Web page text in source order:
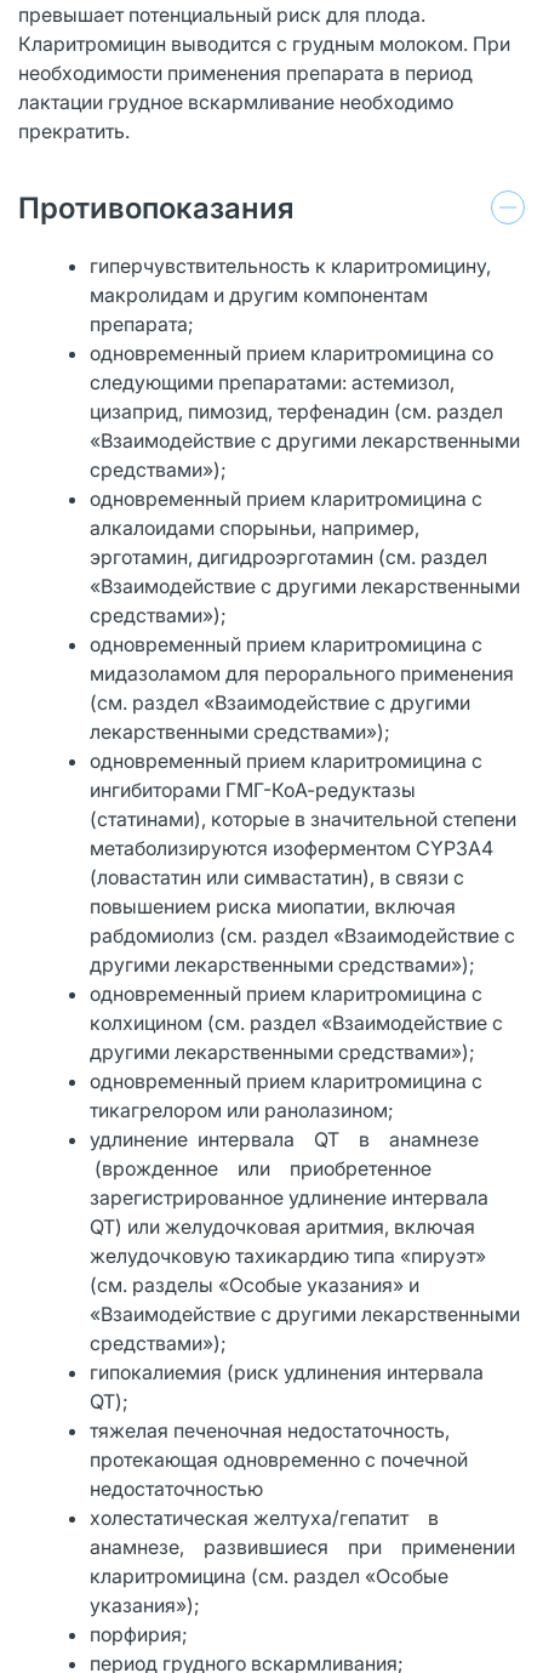
превышает потенциальный риск для плода.
Кларитромицин выводится с грудным молоком. При
необходимости применения препарата в период
лактации грудное вскармливание необходимо
прекратить.
Противопоказания
гиперчувствительность к кларитромицину,
макролидам и другим компонентам
препарата;
одновременный прием кларитромицина со
следующими препаратами: астемизол,
цизаприд, пимозид, терфенадин (см. раздел
«Взаимодействие с другими лекарственными
средствами»);
одновременный прием кларитромицина с
алкалоидами спорыньи, например,
эрготамин, дигидроэрготамин (см. раздел
«Взаимодействие с другими лекарственными
средствами»);
одновременный прием кларитромицина с
мидазоламом для перорального применения
(см. раздел «Взаимодействие с другими
лекарственными средствами»);
одновременный прием кларитромицина с
ингибиторами ГМГ-КоА-редуктазы
(статинами), которые в значительной степени
метаболизируются изоферментом CYP3A4
(ловастатин или симвастатин), в связи с
повышением риска миопатии, включая
рабдомиолиз (см. раздел «Взаимодействие с
другими лекарственными средствами»);
одновременный прием кларитромицина с
колхицином (см. раздел «Взаимодействие с
другими лекарственными средствами»);
одновременный прием кларитромицина с
тикагрелором или ранолазином;
удлинение интервала QT в анамнезе
(врожденное или приобретенное
зарегистрированное удлинение интервала
QT) или желудочковая аритмия, включая
желудочковую тахикардию типа «пируэт»
(см. разделы «Особые указания» и
«Взаимодействие с другими лекарственными
средствами»);
гипокалиемия (риск удлинения интервала
QT);
тяжелая печеночная недостаточность,
протекающая одновременно с почечной
недостаточностью
холестатическая желтуха/гепатит в
анамнезе, развившиеся при применении
кларитромицина (см. раздел «Особые
указания»);
порфирия;
период грудного вскармливания;